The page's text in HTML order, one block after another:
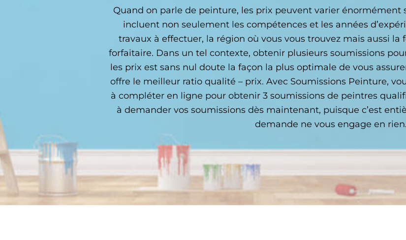
Quand on parle de peinture, les prix peuvent varier énormément
incluent non seulement les compétences et les années
travaux à effectuer, la région où vous vous trouvez mais aussi la
forfaitaire. Dans un tel contexte, obtenir plusieurs soumissions
les prix est sans nul doute la façon la plus optimale de vous
offre le meilleur ratio qualité – prix. Avec Soumissions Peinture,
à compléter en ligne pour obtenir 3 soumissions de peintres
à demander vos soumissions dès maintenant, puisque c’est
demande ne vous engage en rien.